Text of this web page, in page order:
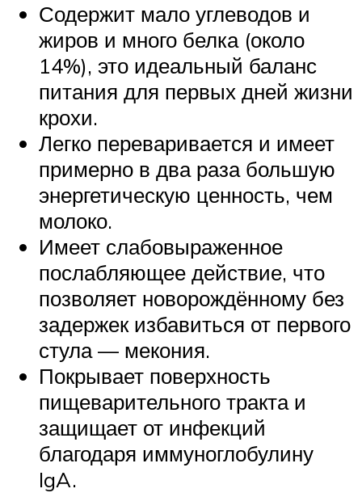
Содержит мало углеводов и
жиров и много белка (около
14%), это идеальный баланс
питания для первых дней жизни
крохи.
Легко переваривается и имеет
примерно в два раза большую
энергетическую ценность, чем
молоко.
Имеет слабовыраженное
послабляющее действие, что
позволяет новорождённому без
задержек избавиться от первого
стула — мекония.
Покрывает поверхность
пищеварительного тракта и
защищает от инфекций
благодаря иммуноглобулину
IgA.